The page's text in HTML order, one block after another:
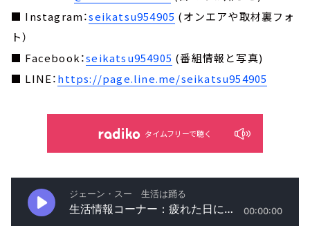
■ Instagram：seikatsu954905 (オンエアや取材裏フォ
ト）
■ Facebook：seikatsu954905 (番組情報と写真)
■ LINE：https://page.line.me/seikatsu954905
タイムフリーで聴く